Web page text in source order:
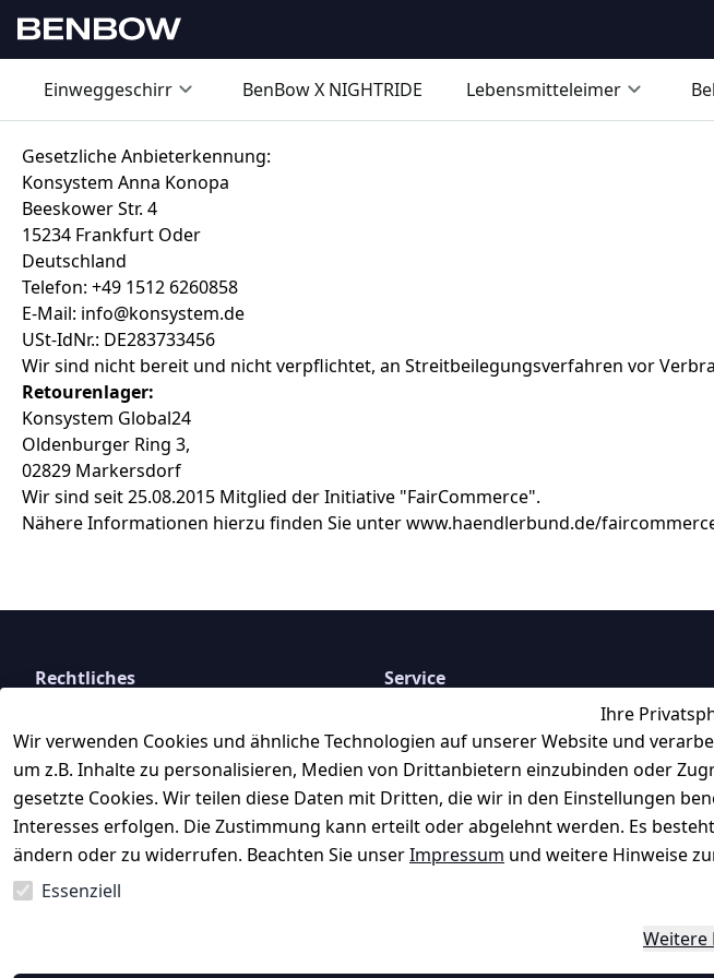
Einweggeschirr BenBow X NIGHTRIDE Lebensmitteleimer
Gesetzliche Anbieterkennung:
Konsystem Anna Konopa
Beeskower Str. 4
15234 Frankfurt Oder
Deutschland
Telefon: +49 1512 6260858
E-Mail: info@konsystem.de
USt-IdNr.: DE283733456
Wir sind nicht bereit und nicht verpflichtet, an Streitbeilegungsverfahren vor
Retourenlager:
Konsystem Global24
Oldenburger Ring 3,
02829 Markersdorf
Wir sind seit 25.08.2015 Mitglied der Initiative "FairCommerce".
Nähere Informationen hierzu finden Sie unter www.haendlerbund.de/
Ihre
Wir verwenden Cookies und ähnliche Technologien auf unserer Website und
um z.B. Inhalte zu personalisieren, Medien von Drittanbietern einzubinden oder
gesetzte Cookies. Wir teilen diese Daten mit Dritten, die wir in den Einstellungen
Interesses erfolgen. Die Zustimmung kann erteilt oder abgelehnt werden. Es
ändern oder zu widerrufen. Beachten Sie unserImpressum und weitere Hinweise
Essenziell
Weitere
Rechtliches
Impressum
Datenschutzerklärung
Barrierefreiheitserklärung
Widerrufsrecht
Service
Registrieren
Rechnungskauf möglich. Kontakt
↺ 30 Tage Widerrufsrecht
Vertrag widerrufen